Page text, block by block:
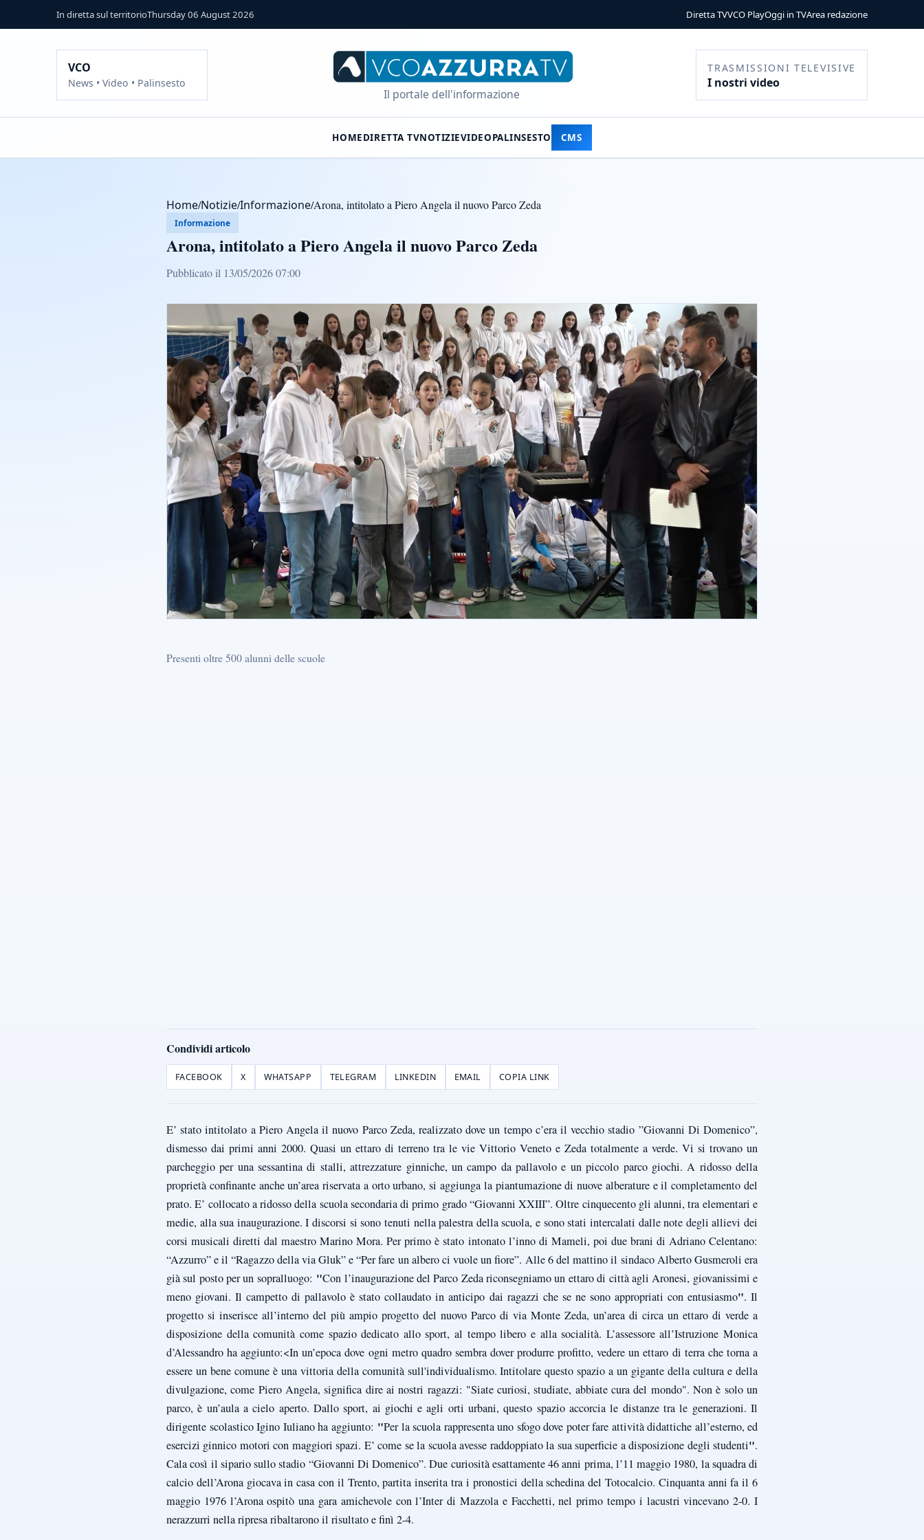
In diretta sul territorioThursday 06 August 2026 Diretta TVVCO PlayOggi in TVArea redazione
VCO
News • Video • Palinsesto
Il portale dell'informazione
TRASMISSIONI TELEVISIVE
I nostri video
HOMEDIRETTA TVNOTIZIEVIDEOPALINSESTO CMS
Home/Notizie/Informazione/Arona, intitolato a Piero Angela il nuovo Parco Zeda
Informazione
Arona, intitolato a Piero Angela il nuovo Parco Zeda
Pubblicato il 13/05/2026 07:00
Presenti oltre 500 alunni delle scuole
Condividi articolo
FACEBOOK X WHATSAPP TELEGRAM LINKEDIN EMAIL COPIA LINK
E’ stato intitolato a Piero Angela il nuovo Parco Zeda, realizzato dove un tempo c’era il vecchio stadio ”Giovanni Di Domenico”,
dismesso dai primi anni 2000. Quasi un ettaro di terreno tra le vie Vittorio Veneto e Zeda totalmente a verde. Vi si trovano un
parcheggio per una sessantina di stalli, attrezzature ginniche, un campo da pallavolo e un piccolo parco giochi. A ridosso della
proprietà confinante anche un’area riservata a orto urbano, si aggiunga la piantumazione di nuove alberature e il completamento del
prato. E’ collocato a ridosso della scuola secondaria di primo grado “Giovanni XXIII”. Oltre cinquecento gli alunni, tra elementari e
medie, alla sua inaugurazione. I discorsi si sono tenuti nella palestra della scuola, e sono stati intercalati dalle note degli allievi dei
corsi musicali diretti dal maestro Marino Mora. Per primo è stato intonato l’inno di Mameli, poi due brani di Adriano Celentano:
“Azzurro” e il “Ragazzo della via Gluk” e “Per fare un albero ci vuole un fiore”. Alle 6 del mattino il sindaco Alberto Gusmeroli era
già sul posto per un sopralluogo: "Con l’inaugurazione del Parco Zeda riconsegniamo un ettaro di città agli Aronesi, giovanissimi e
meno giovani. Il campetto di pallavolo è stato collaudato in anticipo dai ragazzi che se ne sono appropriati con entusiasmo". Il
progetto si inserisce all’interno del più ampio progetto del nuovo Parco di via Monte Zeda, un’area di circa un ettaro di verde a
disposizione della comunità come spazio dedicato allo sport, al tempo libero e alla socialità. L’assessore all’Istruzione Monica
d’Alessandro ha aggiunto:<In un’epoca dove ogni metro quadro sembra dover produrre profitto, vedere un ettaro di terra che torna a
essere un bene comune è una vittoria della comunità sull'individualismo. Intitolare questo spazio a un gigante della cultura e della
divulgazione, come Piero Angela, significa dire ai nostri ragazzi: "Siate curiosi, studiate, abbiate cura del mondo". Non è solo un
parco, è un’aula a cielo aperto. Dallo sport, ai giochi e agli orti urbani, questo spazio accorcia le distanze tra le generazioni. Il
dirigente scolastico Igino Iuliano ha aggiunto: "Per la scuola rappresenta uno sfogo dove poter fare attività didattiche all’esterno, ed
esercizi ginnico motori con maggiori spazi. E’ come se la scuola avesse raddoppiato la sua superficie a disposizione degli studenti".
Cala così il sipario sullo stadio “Giovanni Di Domenico”. Due curiosità esattamente 46 anni prima, l’11 maggio 1980, la squadra di
calcio dell’Arona giocava in casa con il Trento, partita inserita tra i pronostici della schedina del Totocalcio. Cinquanta anni fa il 6
maggio 1976 l’Arona ospitò una gara amichevole con l’Inter di Mazzola e Facchetti, nel primo tempo i lacustri vincevano 2-0. I
nerazzurri nella ripresa ribaltarono il risultato e finì 2-4.